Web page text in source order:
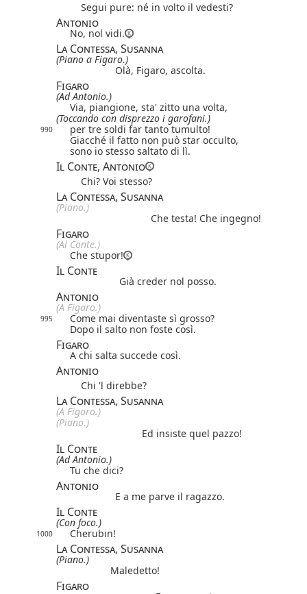
Segui pure: né in volto il vedesti?
Antonio
No, nol vidi.
La Contessa, Susanna
(Piano a Figaro.)
Olà, Figaro, ascolta.
Figaro
(Ad Antonio.)
Via, piangione, sta' zitto una volta,
(Toccando con disprezzo i garofani.)
990
per tre soldi far tanto tumulto!
Giacché il fatto non può star occulto,
sono io stesso saltato di lì.
Il Conte, Antonio
Chi? Voi stesso?
La Contessa, Susanna
(Piano.)
Che testa! Che ingegno!
Figaro
(Al Conte.)
Che stupor!
Il Conte
Già creder nol posso.
Antonio
(A Figaro.)
995
Come mai diventaste sì grosso?
Dopo il salto non foste così.
Figaro
A chi salta succede così.
Antonio
Chi 'l direbbe?
La Contessa, Susanna
(A Figaro.)
(Piano.)
Ed insiste quel pazzo!
Il Conte
(Ad Antonio.)
Tu che dici?
Antonio
E a me parve il ragazzo.
Il Conte
(Con foco.)
1000 Cherubin!
La Contessa, Susanna
(Piano.)
Maledetto!
Figaro